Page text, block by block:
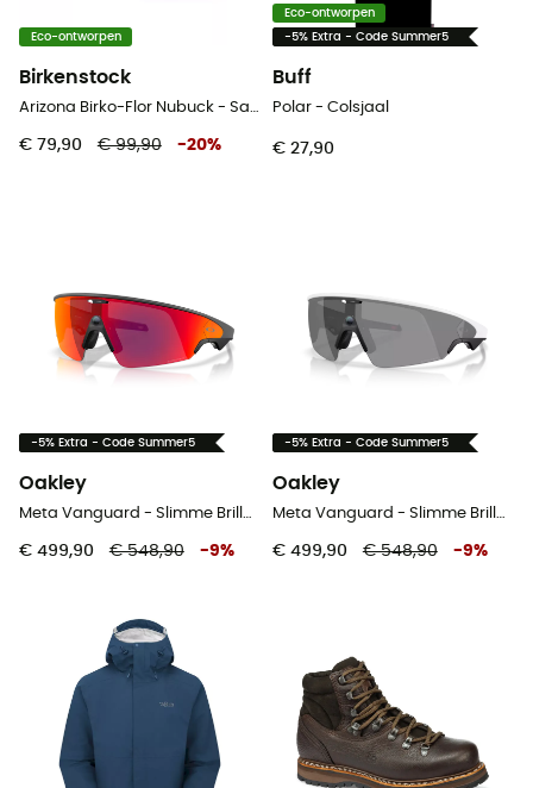
Eco-ontworpen
Birkenstock
Arizona Birko-Flor Nubuck - Sandalen
€ 79,90 € 99,90 -20%
Eco-ontworpen
-5% Extra - Code Summer5
Buff
Polar - Colsjaal
€ 27,90
-5% Extra - Code Summer5
Oakley
€ 499,90 € 548,90 -9%
-5% Extra - Code Summer5
Oakley
€ 499,90 € 548,90 -9%